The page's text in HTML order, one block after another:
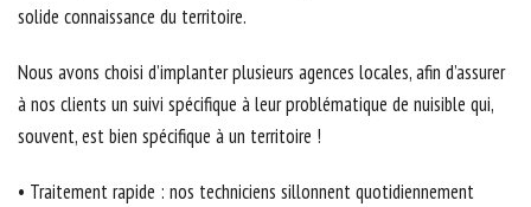
solide connaissance du territoire.
Nous avons choisi d’implanter plusieurs agences locales, afin d’assurer
à nos clients un suivi spécifique à leur problématique de nuisible qui,
souvent, est bien spécifique à un territoire !
• Traitement rapide : nos techniciens sillonnent quotidiennement